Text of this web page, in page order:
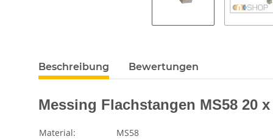
Beschreibung Bewertungen
Messing Flachstangen MS58 20
Material:
MS58